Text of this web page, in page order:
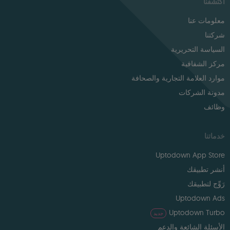
معلومات عنا
شركتنا
السياسة التحريرية
مركز الشفافية
موارد العلامة التجارية والصحافة
مدونة الشركات
وظائف
خدماتنا
Uptodown App Store
أنشر تطبيقك
رَوِّج لتطبيقك
Uptodown Ads
Uptodown Turbo
جديد
الأسئلة الشائعة والدعم